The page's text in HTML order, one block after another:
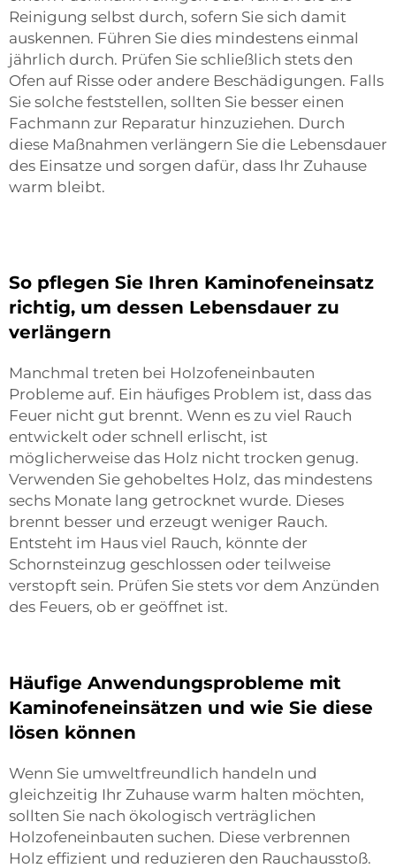
Reinigung selbst durch, sofern Sie sich damit
auskennen. Führen Sie dies mindestens einmal
jährlich durch. Prüfen Sie schließlich stets den
Ofen auf Risse oder andere Beschädigungen. Falls
Sie solche feststellen, sollten Sie besser einen
Fachmann zur Reparatur hinzuziehen. Durch
diese Maßnahmen verlängern Sie die Lebensdauer
des Einsatze und sorgen dafür, dass Ihr Zuhause
warm bleibt.
So pflegen Sie Ihren Kaminofeneinsatz
richtig, um dessen Lebensdauer zu
verlängern
Manchmal treten bei Holzofeneinbauten
Probleme auf. Ein häufiges Problem ist, dass das
Feuer nicht gut brennt. Wenn es zu viel Rauch
entwickelt oder schnell erlischt, ist
möglicherweise das Holz nicht trocken genug.
Verwenden Sie gehobeltes Holz, das mindestens
sechs Monate lang getrocknet wurde. Dieses
brennt besser und erzeugt weniger Rauch.
Entsteht im Haus viel Rauch, könnte der
Schornsteinzug geschlossen oder teilweise
verstopft sein. Prüfen Sie stets vor dem Anzünden
des Feuers, ob er geöffnet ist.
Häufige Anwendungsprobleme mit
Kaminofeneinsätzen und wie Sie diese
lösen können
Wenn Sie umweltfreundlich handeln und
gleichzeitig Ihr Zuhause warm halten möchten,
sollten Sie nach ökologisch verträglichen
Holzofeneinbauten suchen. Diese verbrennen
Holz effizient und reduzieren den Rauchausstoß.